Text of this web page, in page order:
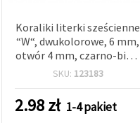
Koraliki literki sześcienne
“W“, dwukolorowe, 6 mm,
otwór 4 mm, czarno-białe
- 20 g (~95 szt.)
SKU: 123183
2.98zł 1-4 pakiet